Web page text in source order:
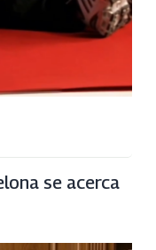
se acerca